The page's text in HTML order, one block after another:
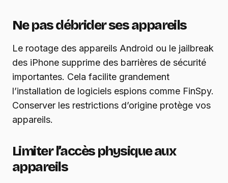
Ne pas débrider ses appareils
Le rootage des appareils Android ou le jailbreak
des iPhone supprime des barrières de sécurité
importantes. Cela facilite grandement
l’installation de logiciels espions comme FinSpy.
Conserver les restrictions d’origine protège vos
appareils.
Limiter l’accès physique aux
appareils